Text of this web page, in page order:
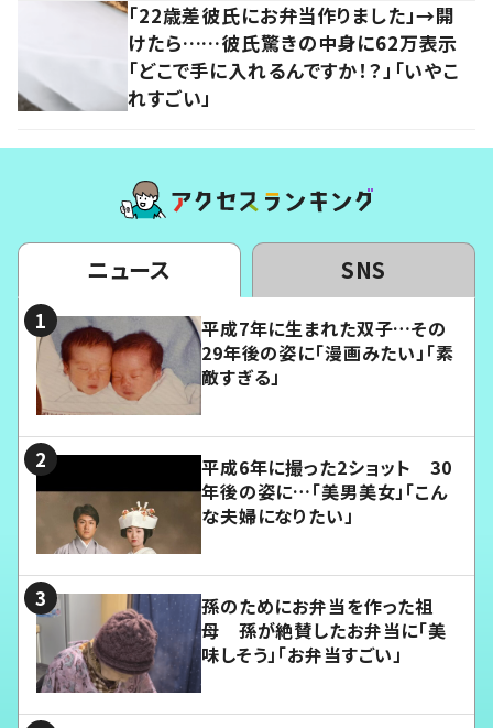
「22歳差彼氏にお弁当作りました」→開
けたら……彼氏驚きの中身に62万表示
「どこで手に入れるんですか！？」「いやこ
れすごい」
ニュース SNS
平成7年に生まれた双子…その
29年後の姿に「漫画みたい」「素
敵すぎる」
平成6年に撮った2ショット 30
年後の姿に…「美男美女」「こん
な夫婦になりたい」
孫のためにお弁当を作った祖
母 孫が絶賛したお弁当に「美
味しそう」「お弁当すごい」